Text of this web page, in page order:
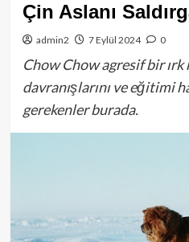
Çin Aslanı
admin2 7 Eylül 2024 0
Chow Chow agresif bir ırk
davranışlarını ve eğitimi
gerekenler burada.